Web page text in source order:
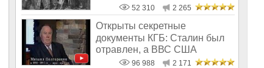
пострашнее,
52 310 2 265
Открыты секретные
документы КГБ: Сталин был
отравлен, а ВВС США
бомбили СССР
96 988 2 171